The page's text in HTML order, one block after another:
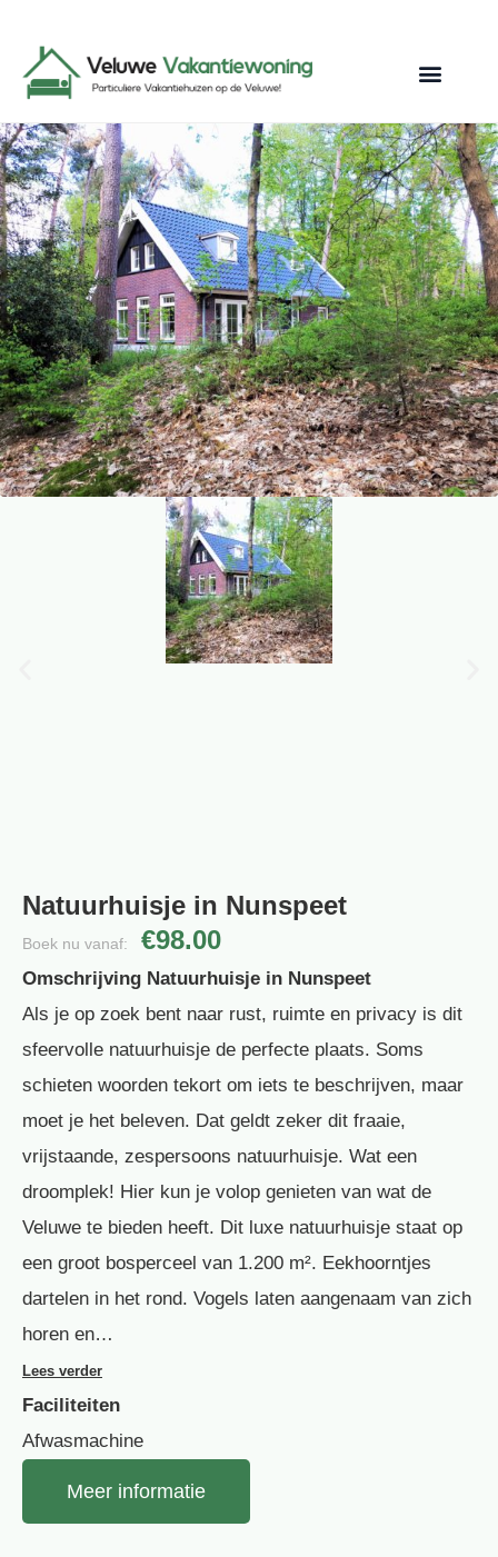
Natuurhuisje in Nunspeet
Boek nu vanaf: €98.00
Omschrijving Natuurhuisje in Nunspeet
Als je op zoek bent naar rust, ruimte en privacy is dit
sfeervolle natuurhuisje de perfecte plaats. Soms
schieten woorden tekort om iets te beschrijven, maar
moet je het beleven. Dat geldt zeker dit fraaie,
vrijstaande, zespersoons natuurhuisje. Wat een
droomplek! Hier kun je volop genieten van wat de
Veluwe te bieden heeft. Dit luxe natuurhuisje staat op
een groot bosperceel van 1.200 m². Eekhoorntjes
dartelen in het rond. Vogels laten aangenaam van zich
horen en…
Lees verder
Faciliteiten
Afwasmachine
Meer informatie